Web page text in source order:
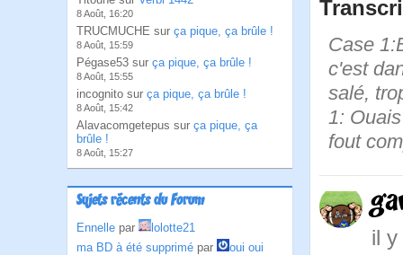
8 Août, 16:20
TRUCMUCHE sur ça pique, ça brûle !
8 Août, 15:59
Pégase53 sur ça pique, ça brûle !
8 Août, 15:55
incognito sur ça pique, ça brûle !
8 Août, 15:42
Alavacomgetepus sur ça pique, ça
brûle !
8 Août, 15:27
Sujets récents du Forum
Ennelle par
lolotte21
ma BD à été supprimé par
oui oui
Case
c'est
salé,
1:
fout
il y